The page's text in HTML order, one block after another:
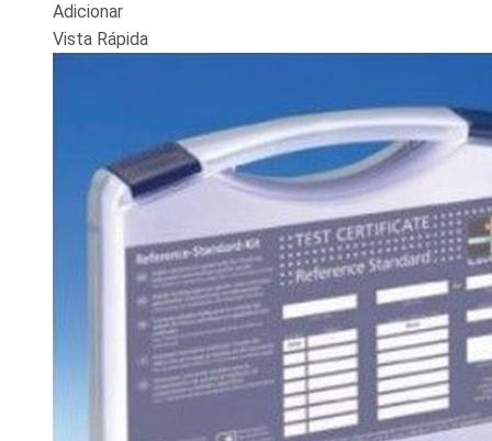
Adicionar
Vista Rápida